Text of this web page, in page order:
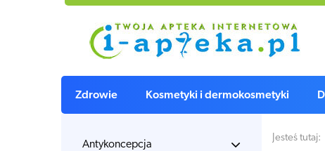
Zdrowie Kosmetyki i dermokosmetyki
Antykoncepcja
Jesteś tutaj: